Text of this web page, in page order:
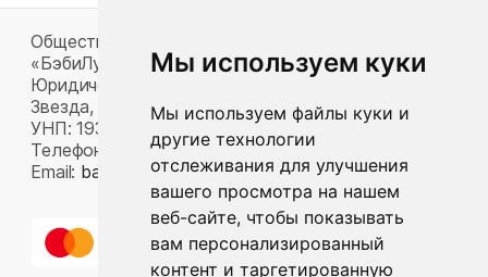
Мы используем куки
Мы используем файлы куки и
другие технологии
отслеживания для улучшения
вашего просмотра на нашем
веб-сайте, чтобы показывать
вам персонализированный
контент и таргетированную
Общество с ограниченной ответственностью
«БэбиЛук»
Юридический адрес: 220117, г. Минск, пр-т Газеты
Звезда, д. 16, пом. 52
УНП: 193815124
Телефон:
+375 33 392 66 63
Email: babylook.gm@gmail.com .